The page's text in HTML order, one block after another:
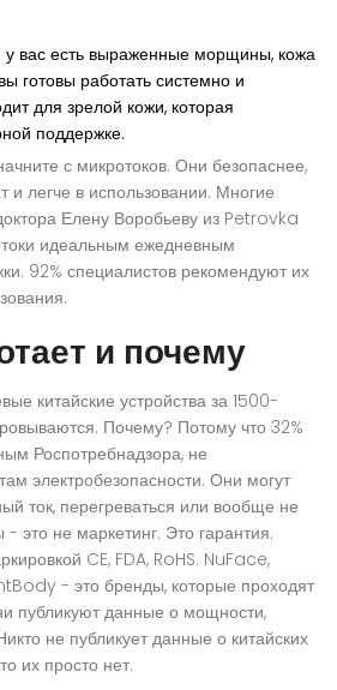
у вас есть выраженные морщины, кожа
готовы работать системно и
для зрелой кожи, которая
поддержке.
с микротоков. Они безопаснее,
и легче в использовании. Многие
Елену Воробьеву из Petrovka
идеальным ежедневным
92% специалистов рекомендуют их
и почему
китайские устройства за 1500-
Почему? Потому что 32%
Роспотребнадзора, не
электробезопасности. Они могут
ток, перегреваться или вообще не
это не маркетинг. Это гарантия.
CE, FDA, RoHS. NuFace,
- это бренды, которые проходят
публикуют данные о мощности,
не публикует данные о китайских
их просто нет.